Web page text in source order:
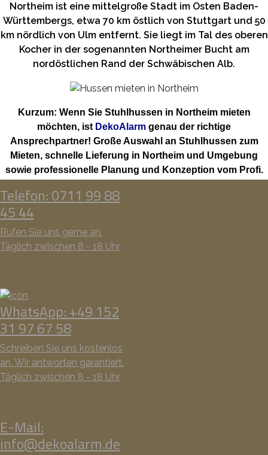
Northeim ist eine mittelgroße Stadt im Osten Baden-
Württembergs, etwa 70 km östlich von Stuttgart und 50
km nördlich von Ulm entfernt. Sie liegt im Tal des oberen
Kocher in der sogenannten Northeimer Bucht am
nordöstlichen Rand der Schwäbischen Alb.
Kurzum: Wenn Sie Stuhlhussen in Northeim mieten
möchten, ist DekoAlarm genau der richtige
Ansprechpartner! Große Auswahl an Stuhlhussen zum
Mieten, schnelle Lieferung in Northeim und Umgebung
sowie professionelle Planung und Konzeption vom Profi.
Telefon: 0711 99 88
45 44
Rufen Sie uns gerne an.
Täglich zwischen 8 - 18 Uhr
WhatsApp: +49 152
31 97 67 58
Schreiben Sie uns kostenlos
an. Wir antworten garantiert.
Täglich zwischen 8 - 18 Uhr
E-Mail:
info@dekoalarm.de